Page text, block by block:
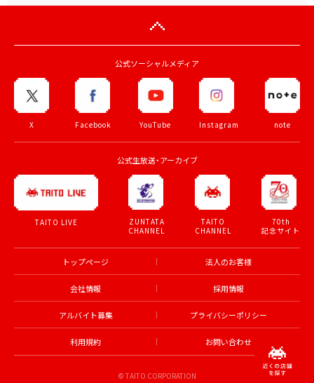
公式ソーシャルメディア
X Facebook YouTube Instagram note
公式生放送・アーカイブ
TAITO LIVE
ZUNTATA
CHANNEL
TAITO
CHANNEL
70th
記念サイト
トップページ 法人のお客様
会社情報 採用情報
アルバイト募集 プライバシーポリシー
利用規約 お問い合わせ
© TAITO CORPORATION